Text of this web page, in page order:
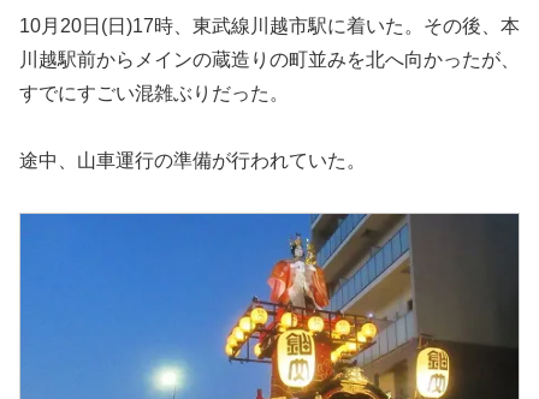
10月20日(日)17時、東武線川越市駅に着いた。その後、本
川越駅前からメインの蔵造りの町並みを北へ向かったが、
すでにすごい混雑ぶりだった。
途中、山車運行の準備が行われていた。